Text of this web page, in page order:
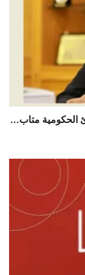
الحكومية متاب...